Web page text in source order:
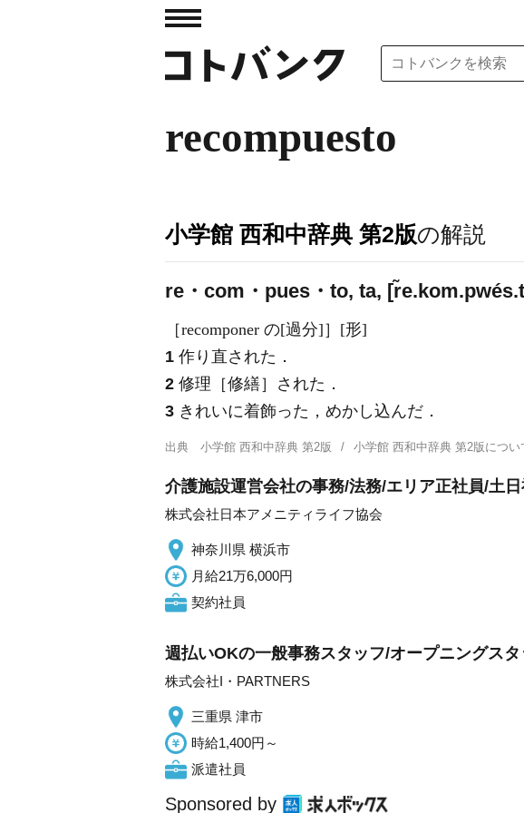
recompuesto
小学館 西和中辞典 第2版の解説
re・com・pues・to, ta,
［recomponer の[過分]］[形]
1 作り直された．
2 修理［修繕］された．
3 きれいに着飾った，めかし込んだ．
出典 小学館 西和中辞典 第2版 小学館 西和中辞典 第2版につ
介護施設運営会社の事務/法務/エリア正社員/土
株式会社日本アメニティライフ協会
神奈川県 横浜市
月給21万6,000円
契約社員
週払いOKの一般事務スタッフ/オープニングスタ
株式会社I・PARTNERS
三重県 津市
時給1,400円～
派遣社員
Sponsored by